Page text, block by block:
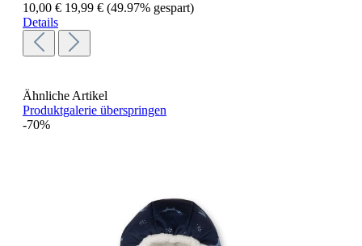
10,00 € 19,99 € (49.97% gespart)
Details
Ähnliche Artikel
Produktgalerie überspringen
-70%